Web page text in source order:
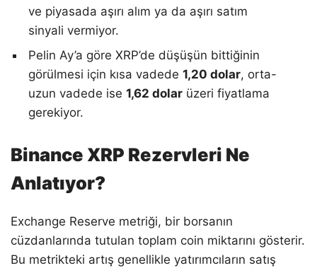
ve piyasada aşırı alım ya da aşırı satım
sinyali vermiyor.
Pelin Ay’a göre XRP’de düşüşün bittiğinin
görülmesi için kısa vadede 1,20 dolar, orta-
uzun vadede ise 1,62 dolar üzeri fiyatlama
gerekiyor.
Binance XRP Rezervleri Ne
Anlatıyor?
Exchange Reserve metriği, bir borsanın
cüzdanlarında tutulan toplam coin miktarını gösterir.
Bu metrikteki artış genellikle yatırımcıların satış